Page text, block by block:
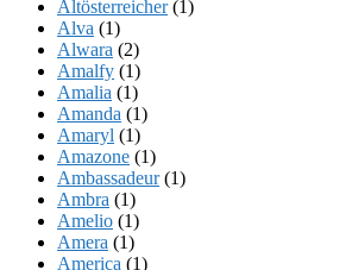
Altösterreicher(1)
Alva (1)
Alwara (2)
Amalfy (1)
Amalia (1)
Amanda (1)
Amaryl (1)
Amazone (1)
Ambassadeur(1)
Ambra (1)
Amelio (1)
Amera (1)
America (1)